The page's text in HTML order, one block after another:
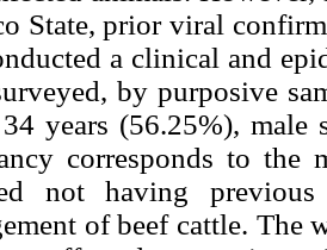
State, prior viral
a clinical and
by purposive
years (56.25%), male
corresponds to the
not having
of beef cattle. The